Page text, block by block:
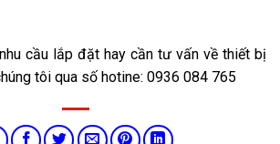
cầu lắp đặt hay cần tư vấn về thiết bị
tôi qua số hotine: 0936 084 765